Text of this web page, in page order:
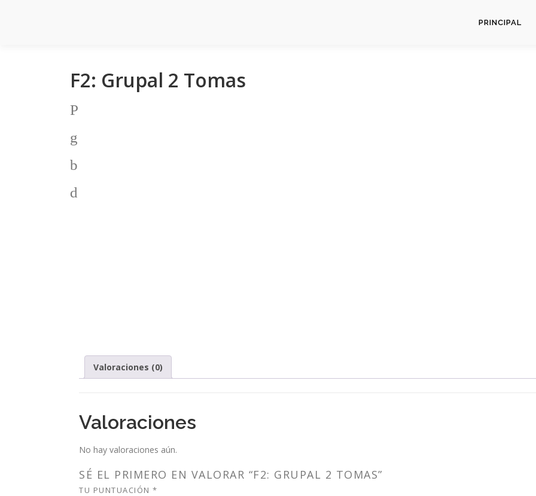
PRINCIPAL
F2: Grupal 2 Tomas
Valoraciones (0)
Valoraciones
No hay valoraciones aún.
SÉ EL PRIMERO EN VALORAR “F2: GRUPAL 2 TOMAS”
TU PUNTUACIÓN *